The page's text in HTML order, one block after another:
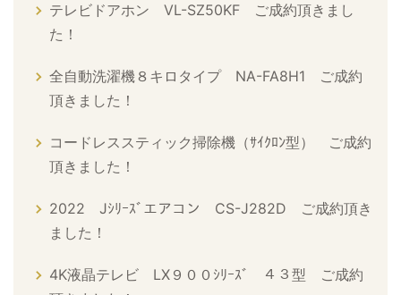
テレビドアホン VL-SZ50KF ご成約頂きまし
た！
全自動洗濯機８キロタイプ NA-FA8H1 ご成約
頂きました！
コードレススティック掃除機（ｻｲｸﾛﾝ型） ご成約
頂きました！
2022 Jｼﾘｰｽﾞエアコン CS-J282D ご成約頂き
ました！
4K液晶テレビ LX９００ｼﾘｰｽﾞ ４３型 ご成約